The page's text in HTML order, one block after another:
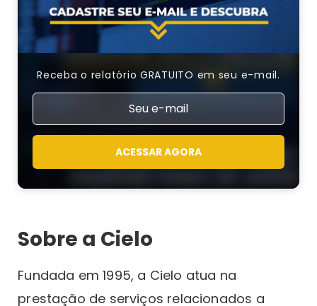
Receba o relatório GRATUITO em seu e-mail.
ACESSAR AGORA
Sobre a Cielo
Fundada em 1995, a Cielo atua na
prestação de serviços relacionados a